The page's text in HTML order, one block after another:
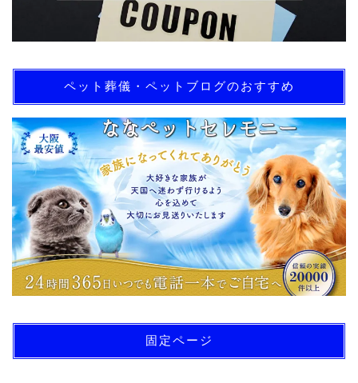
ペット葬儀・ペットブログのおすすめ
固定ページ